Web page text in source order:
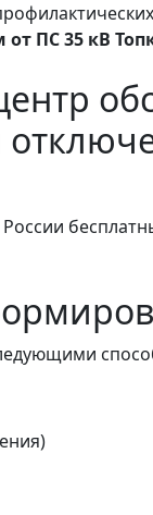
ПС 35 кВ